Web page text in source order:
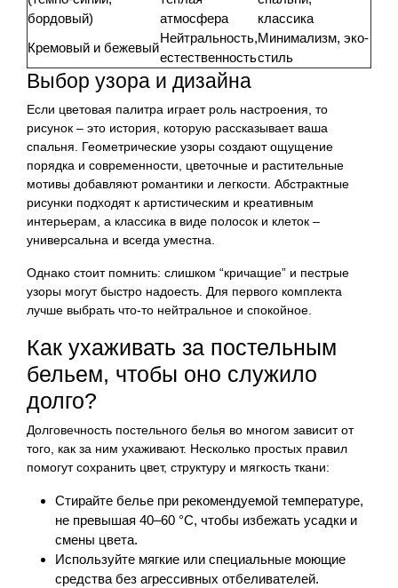
бордовый)
атмосфера
классика
Кремовый и бежевый
Нейтральность,
естественность
Минимализм, эко-
стиль
Выбор узора и дизайна
Если цветовая палитра играет роль настроения, то
рисунок – это история, которую рассказывает ваша
спальня. Геометрические узоры создают ощущение
порядка и современности, цветочные и растительные
мотивы добавляют романтики и легкости. Абстрактные
рисунки подходят к артистическим и креативным
интерьерам, а классика в виде полосок и клеток –
универсальна и всегда уместна.
Однако стоит помнить: слишком “кричащие” и пестрые
узоры могут быстро надоесть. Для первого комплекта
лучше выбрать что-то нейтральное и спокойное.
Как ухаживать за постельным
бельем, чтобы оно служило
долго?
Долговечность постельного белья во многом зависит от
того, как за ним ухаживают. Несколько простых правил
помогут сохранить цвет, структуру и мягкость ткани:
Стирайте белье при рекомендуемой температуре,
не превышая 40–60 °C, чтобы избежать усадки и
смены цвета.
Используйте мягкие или специальные моющие
средства без агрессивных отбеливателей.